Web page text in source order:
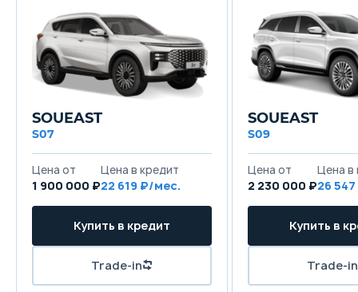
SOUEAST
S07
Цена от
1 900 000 ₽
Цена в кредит
22 619 ₽/мес.
Купить в кредит
Trade-in
SOUEAST
S09
Цена от
2 230 000 ₽
Цена в
26
Купить в
Trade-in